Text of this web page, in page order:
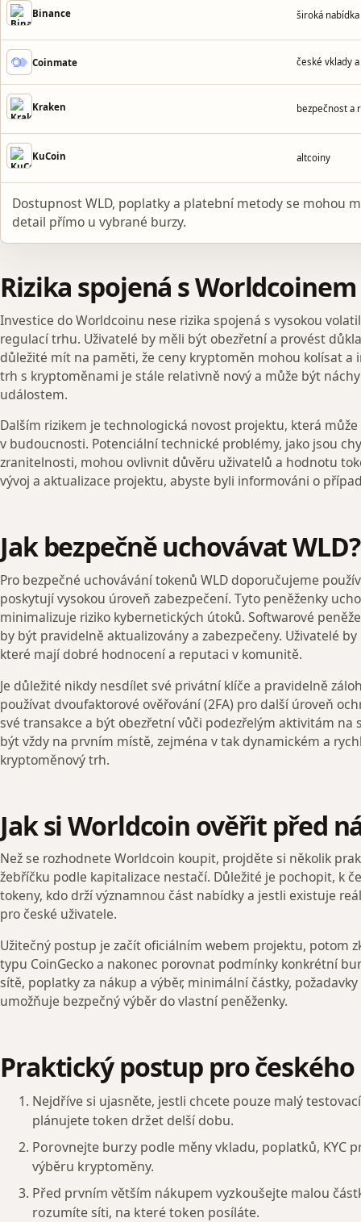
Binance široká
Coinmate české vklady
Kraken bezpečnost a
KuCoin altcoiny
Dostupnost WLD, poplatky a platební metody se mohou
detail přímo u vybrané burzy.
Rizika spojená s Worldcoinem
Investice do Worldcoinu nese rizika spojená s vysokou
regulací trhu. Uživatelé by měli být obezřetní a provést
důležité mít na paměti, že ceny kryptoměn mohou kolísat a
trh s kryptoměnami je stále relativně nový a může být
událostem.
Dalším rizikem je technologická novost projektu, která
v budoucnosti. Potenciální technické problémy, jako jsou
zranitelnosti, mohou ovlivnit důvěru uživatelů a hodnotu
vývoj a aktualizace projektu, abyste byli informováni o
Jak bezpečně uchovávat WLD?
Pro bezpečné uchovávání tokenů WLD doporučujeme
poskytují vysokou úroveň zabezpečení. Tyto peněženky
minimalizuje riziko kybernetických útoků. Softwarové
by být pravidelně aktualizovány a zabezpečeny. Uživatelé
které mají dobré hodnocení a reputaci v komunitě.
Je důležité nikdy nesdílet své privátní klíče a pravidelně
používat dvoufaktorové ověřování (2FA) pro další úroveň
své transakce a být obezřetní vůči podezřelým aktivitám na
být vždy na prvním místě, zejména v tak dynamickém a
kryptoměnový trh.
Jak si Worldcoin ověřit před
Než se rozhodnete Worldcoin koupit, projděte si několik
žebříčku podle kapitalizace nestačí. Důležité je pochopit, k
tokeny, kdo drží významnou část nabídky a jestli existuje
pro české uživatele.
Užitečný postup je začít oficiálním webem projektu, potom
typu CoinGecko a nakonec porovnat podmínky konkrétní
sítě, poplatky za nákup a výběr, minimální částky,
umožňuje bezpečný výběr do vlastní peněženky.
Praktický postup pro
Nejdříve si ujasněte, jestli chcete pouze malý
plánujete token držet delší dobu.
Porovnejte burzy podle měny vkladu, poplatků, KYC
výběru kryptoměny.
Před prvním větším nákupem vyzkoušejte malou
rozumíte síti, na které token posíláte.